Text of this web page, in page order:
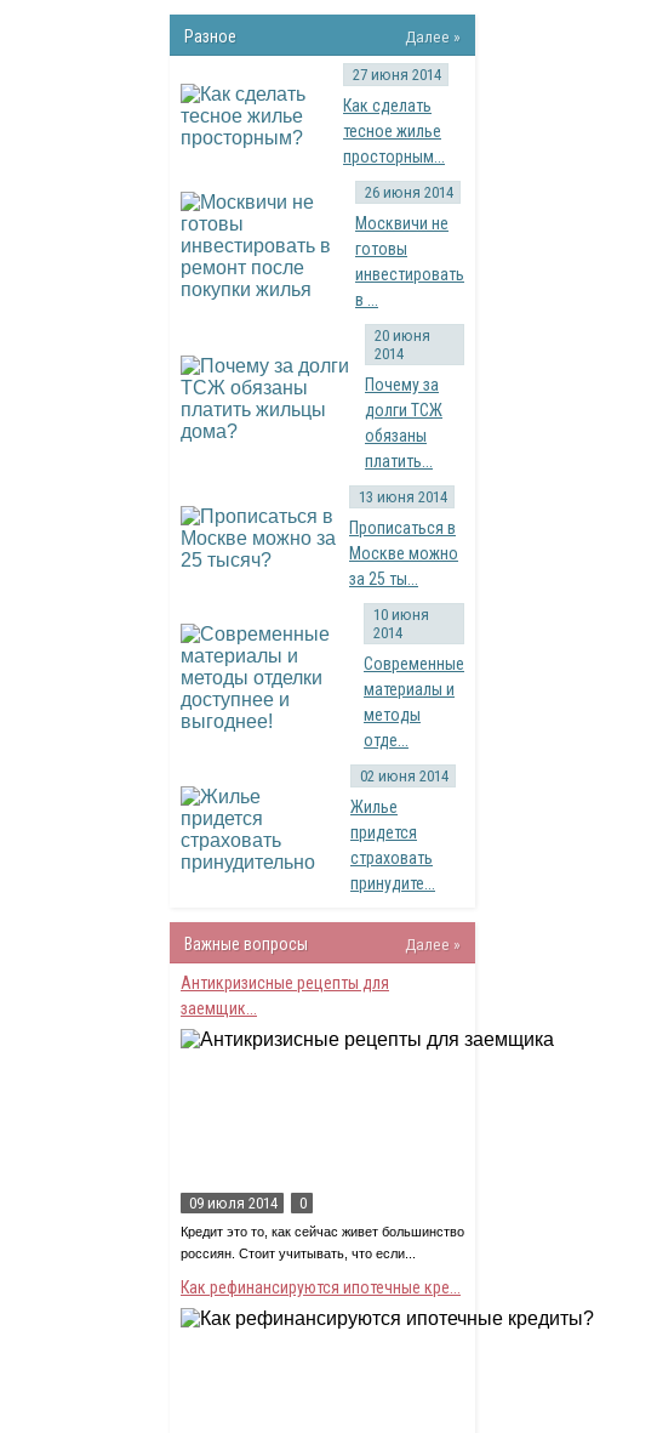
Разное Далее »
27 июня 2014
Как сделать
тесное жилье
просторным...
26 июня 2014
Москвичи не
готовы
инвестировать
в ...
20 июня
2014
Почему за
долги ТСЖ
обязаны
платить...
13 июня 2014
Прописаться в
Москве можно
за 25 ты...
10 июня
2014
Современные
материалы и
методы
отде...
02 июня 2014
Жилье
придется
страховать
принудите...
Важные вопросы
Далее »
Антикризисные рецепты для
заемщик...
09 июля 2014 0
Кредит это то, как сейчас живет большинство
россиян. Стоит учитывать, что если...
Как рефинансируются ипотечные кре...